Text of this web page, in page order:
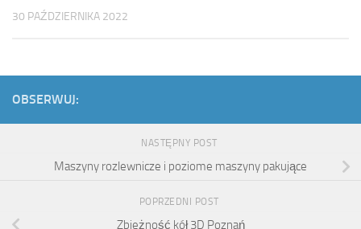
30 PAŹDZIERNIKA 2022
OBSERWUJ:
NASTĘPNY POST
Maszyny rozlewnicze i poziome maszyny pakujące
POPRZEDNI POST
Zbieżność kół 3D Poznań